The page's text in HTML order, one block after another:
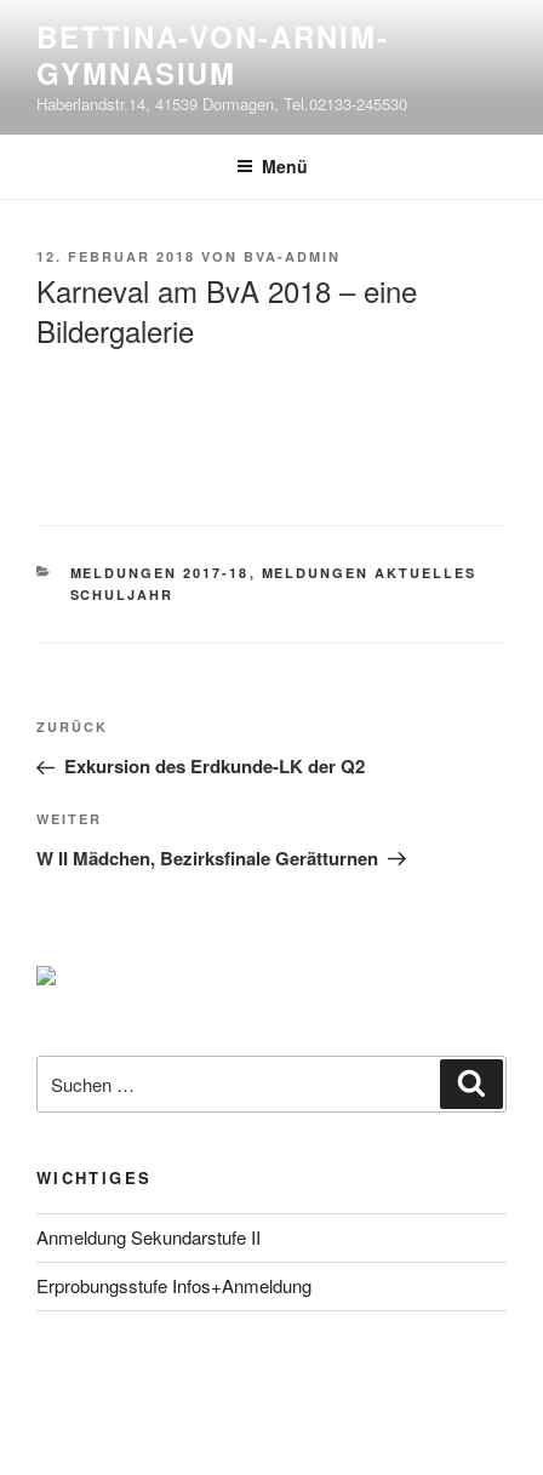
springen
BETTINA-VON-ARNIM-
GYMNASIUM
Haberlandstr.14, 41539 Dormagen, Tel.02133-245530
Menü
VERÖFFENTLICHT
12. FEBRUAR 2018 VON BVA-ADMIN
Karneval am BvA 2018 – eine
Bildergalerie
KATEGORIEN
MELDUNGEN 2017-18 , MELDUNGEN AKTUELLES
SCHULJAHR
Beitragsnavigation
Vorheriger
Beitrag
ZURÜCK
Exkursion des Erdkunde-LK der Q2
Nächster
Beitrag
WEITER
W II Mädchen, Bezirksfinale Gerätturnen
nach:
WICHTIGES
Anmeldung Sekundarstufe II
Erprobungsstufe Infos+Anmeldung